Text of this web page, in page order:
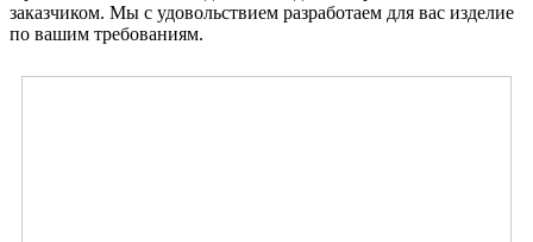
заказчиком. Мы с удовольствием разработаем для вас изделие
по вашим требованиям.